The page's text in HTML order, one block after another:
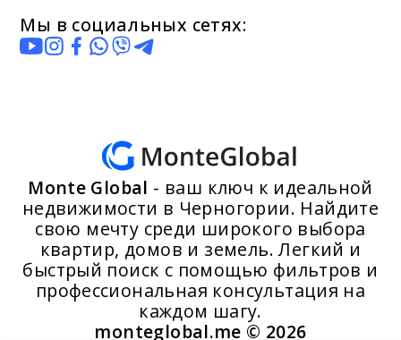
Мы в социальных сетях:
Monte Global - ваш ключ к идеальной
недвижимости в Черногории. Найдите
свою мечту среди широкого выбора
квартир, домов и земель. Легкий и
быстрый поиск с помощью фильтров и
профессиональная консультация на
каждом шагу.
monteglobal.me © 2026